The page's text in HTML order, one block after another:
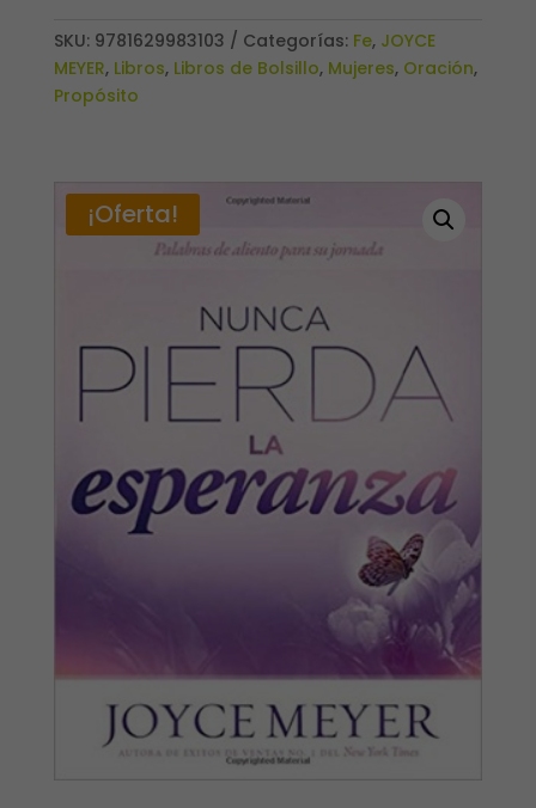
SKU: 9781629983103 Categorías: Fe, JOYCE
MEYER, Libros, Libros de Bolsillo, Mujeres, Oración,
Propósito
¡Oferta!